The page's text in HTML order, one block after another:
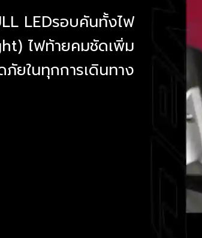
LEDรอบคันทั้งไฟ
ไฟท้ายคมชัดเพิ่ม
ยในทุกการเดินทาง